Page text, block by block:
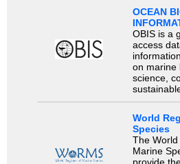
OCEAN
OBIS is a
access
on marine
science,
World
Species
The
Marine